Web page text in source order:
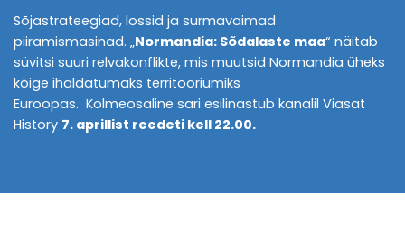
Sõjastrateegiad, lossid ja surmavaimad
piiramismasinad. „Normandia: Sõdalaste maa“ näitab
süvitsi suuri relvakonflikte, mis muutsid Normandia üheks
kõige ihaldatumaks territooriumiks
Euroopas. Kolmeosaline sari esilinastub kanalil Viasat
History 7. aprillist reedeti kell 22.00.